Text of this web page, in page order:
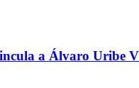
a Álvaro Uribe